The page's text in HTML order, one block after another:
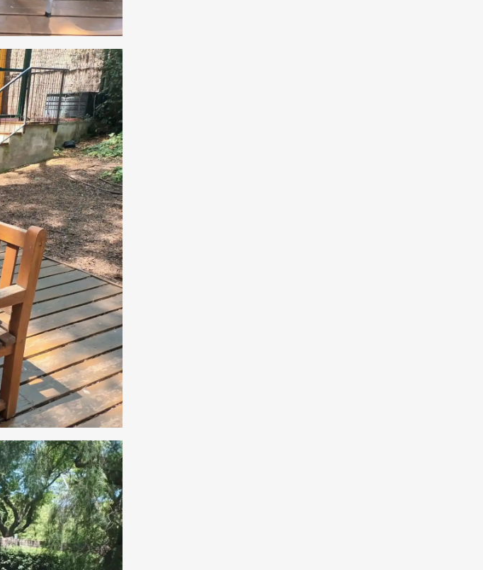
ORIENTATION AU LFB
ACCÈS AUX ÉTUDES SUPÉRIEURES
SCHOOL PROFILE
LES LETTRES DE L’ORIENTATION
ATELIER ÉCOLOGIE
BREVET D’INITIATION
NOS VIDÉOS
VIE SCOLAIRE
SERVICE DE SANTÉ
LA RESTAURATION AU LFB
CALENDRIER SCOLAIRE
TRANSPORTS SCOLAIRES
PARTENARIATS